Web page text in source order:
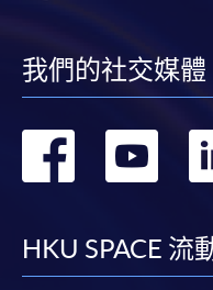
我們的社交媒體
轉 轉
HKU SPACE 流